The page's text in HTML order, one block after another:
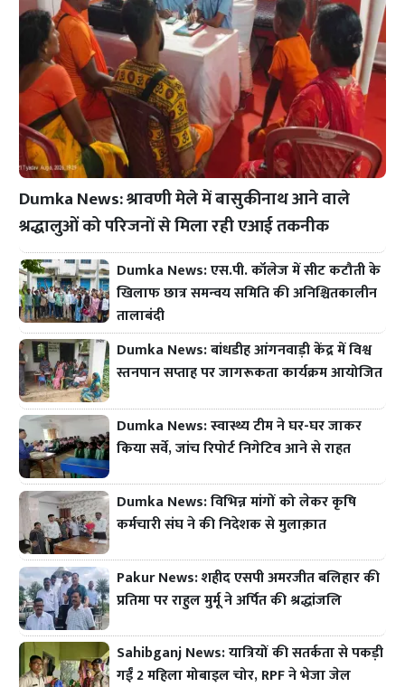
Dumka News: श्रावणी मेले में बासुकीनाथ आने वाले
श्रद्धालुओं को परिजनों से मिला रही एआई तकनीक
Dumka News: एस.पी. कॉलेज में सीट कटौती के
खिलाफ छात्र समन्वय समिति की अनिश्चितकालीन
तालाबंदी
Dumka News: बांधडीह आंगनवाड़ी केंद्र में विश्व
स्तनपान सप्ताह पर जागरूकता कार्यक्रम आयोजित
Dumka News: स्वास्थ्य टीम ने घर-घर जाकर
किया सर्वे, जांच रिपोर्ट निगेटिव आने से राहत
Dumka News: विभिन्न मांगों को लेकर कृषि
कर्मचारी संघ ने की निदेशक से मुलाक़ात
Pakur News: शहीद एसपी अमरजीत बलिहार की
प्रतिमा पर राहुल मुर्मू ने अर्पित की श्रद्धांजलि
Sahibganj News: यात्रियों की सतर्कता से पकड़ी
गईं 2 महिला मोबाइल चोर, RPF ने भेजा जेल